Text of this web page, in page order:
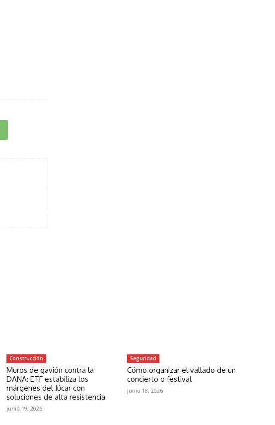
Construcción
Muros de gavión contra la
DANA: ETF estabiliza los
márgenes del Júcar con
soluciones de alta resistencia
junio 19, 2026
Seguridad
Cómo organizar el vallado de un
concierto o festival
junio 18, 2026